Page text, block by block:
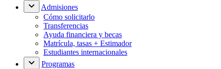
Admisiones
Cómo solicitarlo
Transferencias
Ayuda financiera y becas
Matrícula, tasas + Estimador
Estudiantes internacionales
Programas